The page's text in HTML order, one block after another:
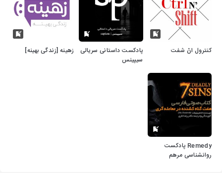
كنترول انْ شفت
پادکست داستانی سریالی
سیپینس
زهینه [زندگی بهینه]
Remedy پادکست
روانشناسی مرهم